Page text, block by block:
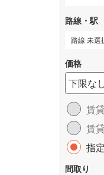
路線・駅
路線 未選
価格
下限な
賃
賃
指
間取り